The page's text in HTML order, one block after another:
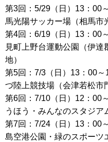
第3回：5/29（日）13：00
馬光陽サッカー場（相馬市
第4回：6/19（日）13：00
見町上野台運動公園（伊
地）
第5回：7/3（日）13：00
づ陸上競技場（会津若松市
第6回：7/10（日）12：00
うほう・みんなのスタジア
第7回：7/24（日）13：00
島空港公園・緑のスポーツ